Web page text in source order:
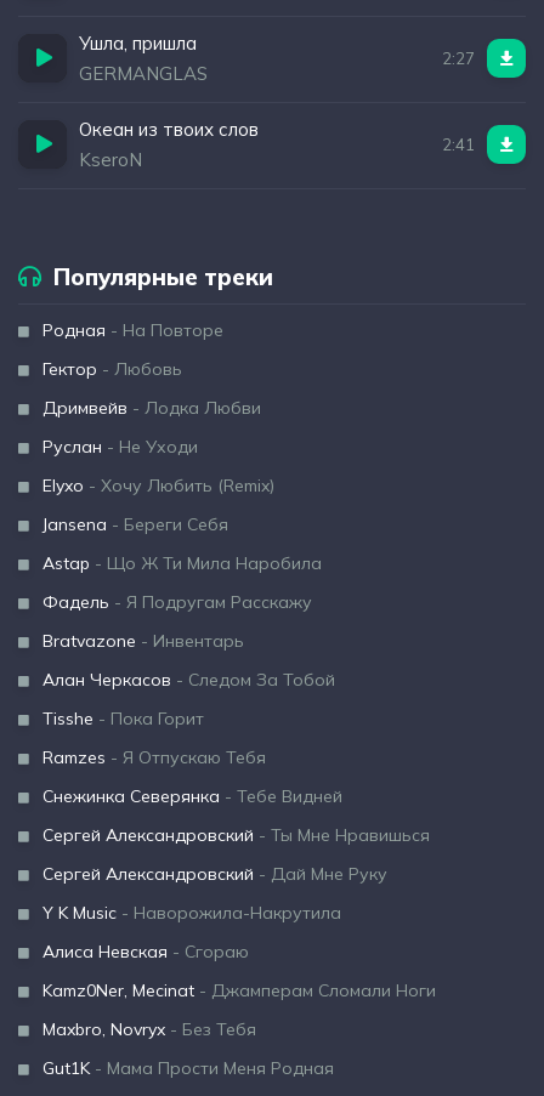
Ушла, пришла
GERMANGLAS
2:27
Океан из твоих слов
KseroN
2:41
Популярные треки
Родная - На Повторе
Гектор - Любовь
Дримвейв - Лодка Любви
Руслан - Не Уходи
Elyxo - Хочу Любить (Remix)
Jansena - Береги Себя
Astap - Що Ж Ти Мила Наробила
Фадель - Я Подругам Расскажу
Bratvazone - Инвентарь
Алан Черкасов - Следом За Тобой
Tisshe - Пока Горит
Ramzes - Я Отпускаю Тебя
Снежинка Северянка - Тебе Видней
Сергей Александровский - Ты Мне Нравишься
Сергей Александровский - Дай Мне Руку
Y K Music - Наворожила-Накрутила
Алиса Невская - Сгораю
Kamz0Ner, Mecinat - Джамперам Сломали Ноги
Maxbro, Novryx - Без Тебя
Gut1K- Мама Прости Меня Родная